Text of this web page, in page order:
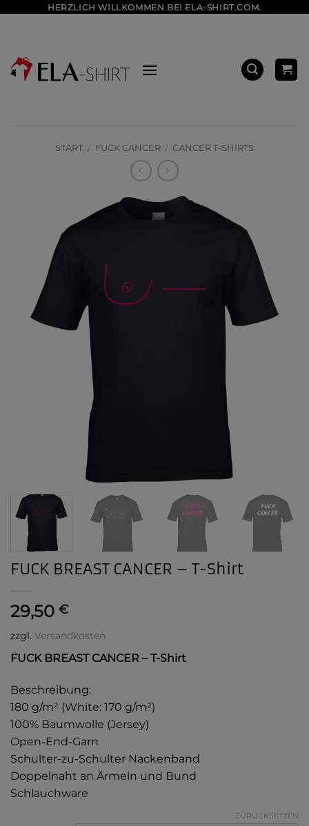
HERZLICH WILLKOMMEN BEI ELA-SHIRT.COM.
START / FUCK CANCER / CANCER T-SHIRTS
FUCK BREAST CANCER – T-Shirt
29,50 €
zzgl. Versandkosten
FUCK BREAST CANCER – T-Shirt
Beschreibung:
180 g/m² (White: 170 g/m²)
100% Baumwolle (Jersey)
Open-End-Garn
Schulter-zu-Schulter Nackenband
Doppelnaht an Ärmeln und Bund
Schlauchware
ZURÜCKSETZEN